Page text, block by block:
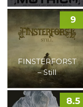
FINSTERFORST
– Still
9
8.5